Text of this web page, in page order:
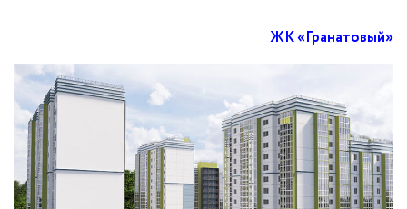
ЖК «Гранатовый»